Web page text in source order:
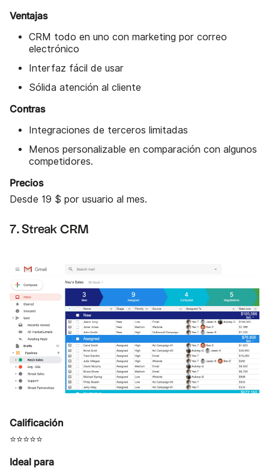
Ventajas
CRM todo en uno con marketing por correo
electrónico
Interfaz fácil de usar
Sólida atención al cliente
Contras
Integraciones de terceros limitadas
Menos personalizable en comparación con algunos
competidores.
Precios
Desde 19 $ por usuario al mes.
7. Streak CRM
Calificación
⭐⭐⭐⭐⭐
Ideal para